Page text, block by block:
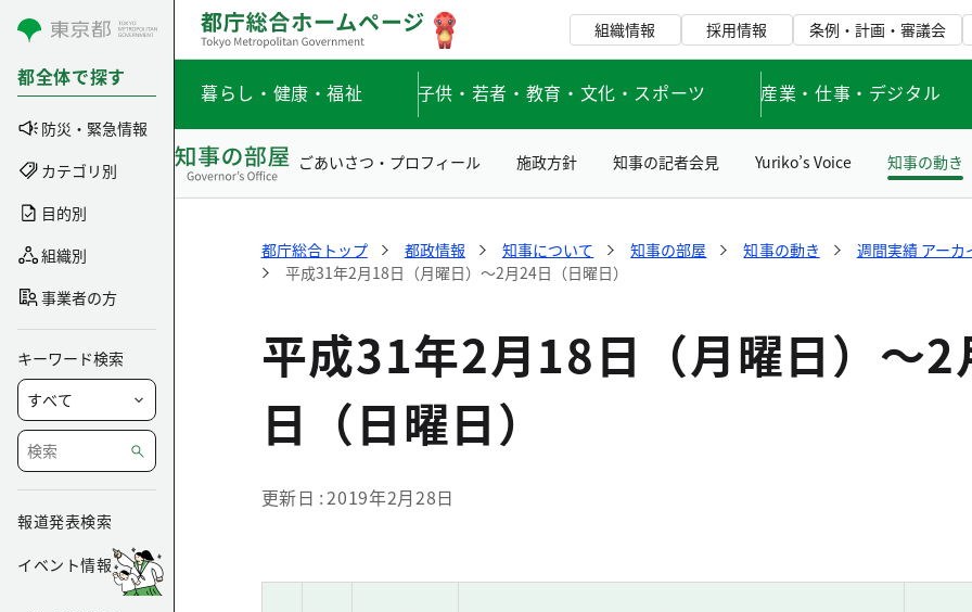
コンテンツにスキップ
都全体で探す
防災・緊急情報
カテゴリ別
目的別
組織別
事業者の方
キーワード検索
報道発表検索
イベント情報
組織情報 採用情報 条例・計画・審議会
暮らし・健康・福祉 子供・若者・教育・文化・スポーツ 産業・仕事・デジタル
ごあいさつ・プロフィール 施政方針 知事の記者会見 Yuriko’s Voice 知事の動き
都庁総合トップ 都政情報 知事について 知事の部屋 知事の動き
週間実績 アーカ
平成31年2月18日（月曜日）～2月24日（日曜日）
平成31年2月18日（月曜日）～
日（日曜日）
更新日 2019年2月28日